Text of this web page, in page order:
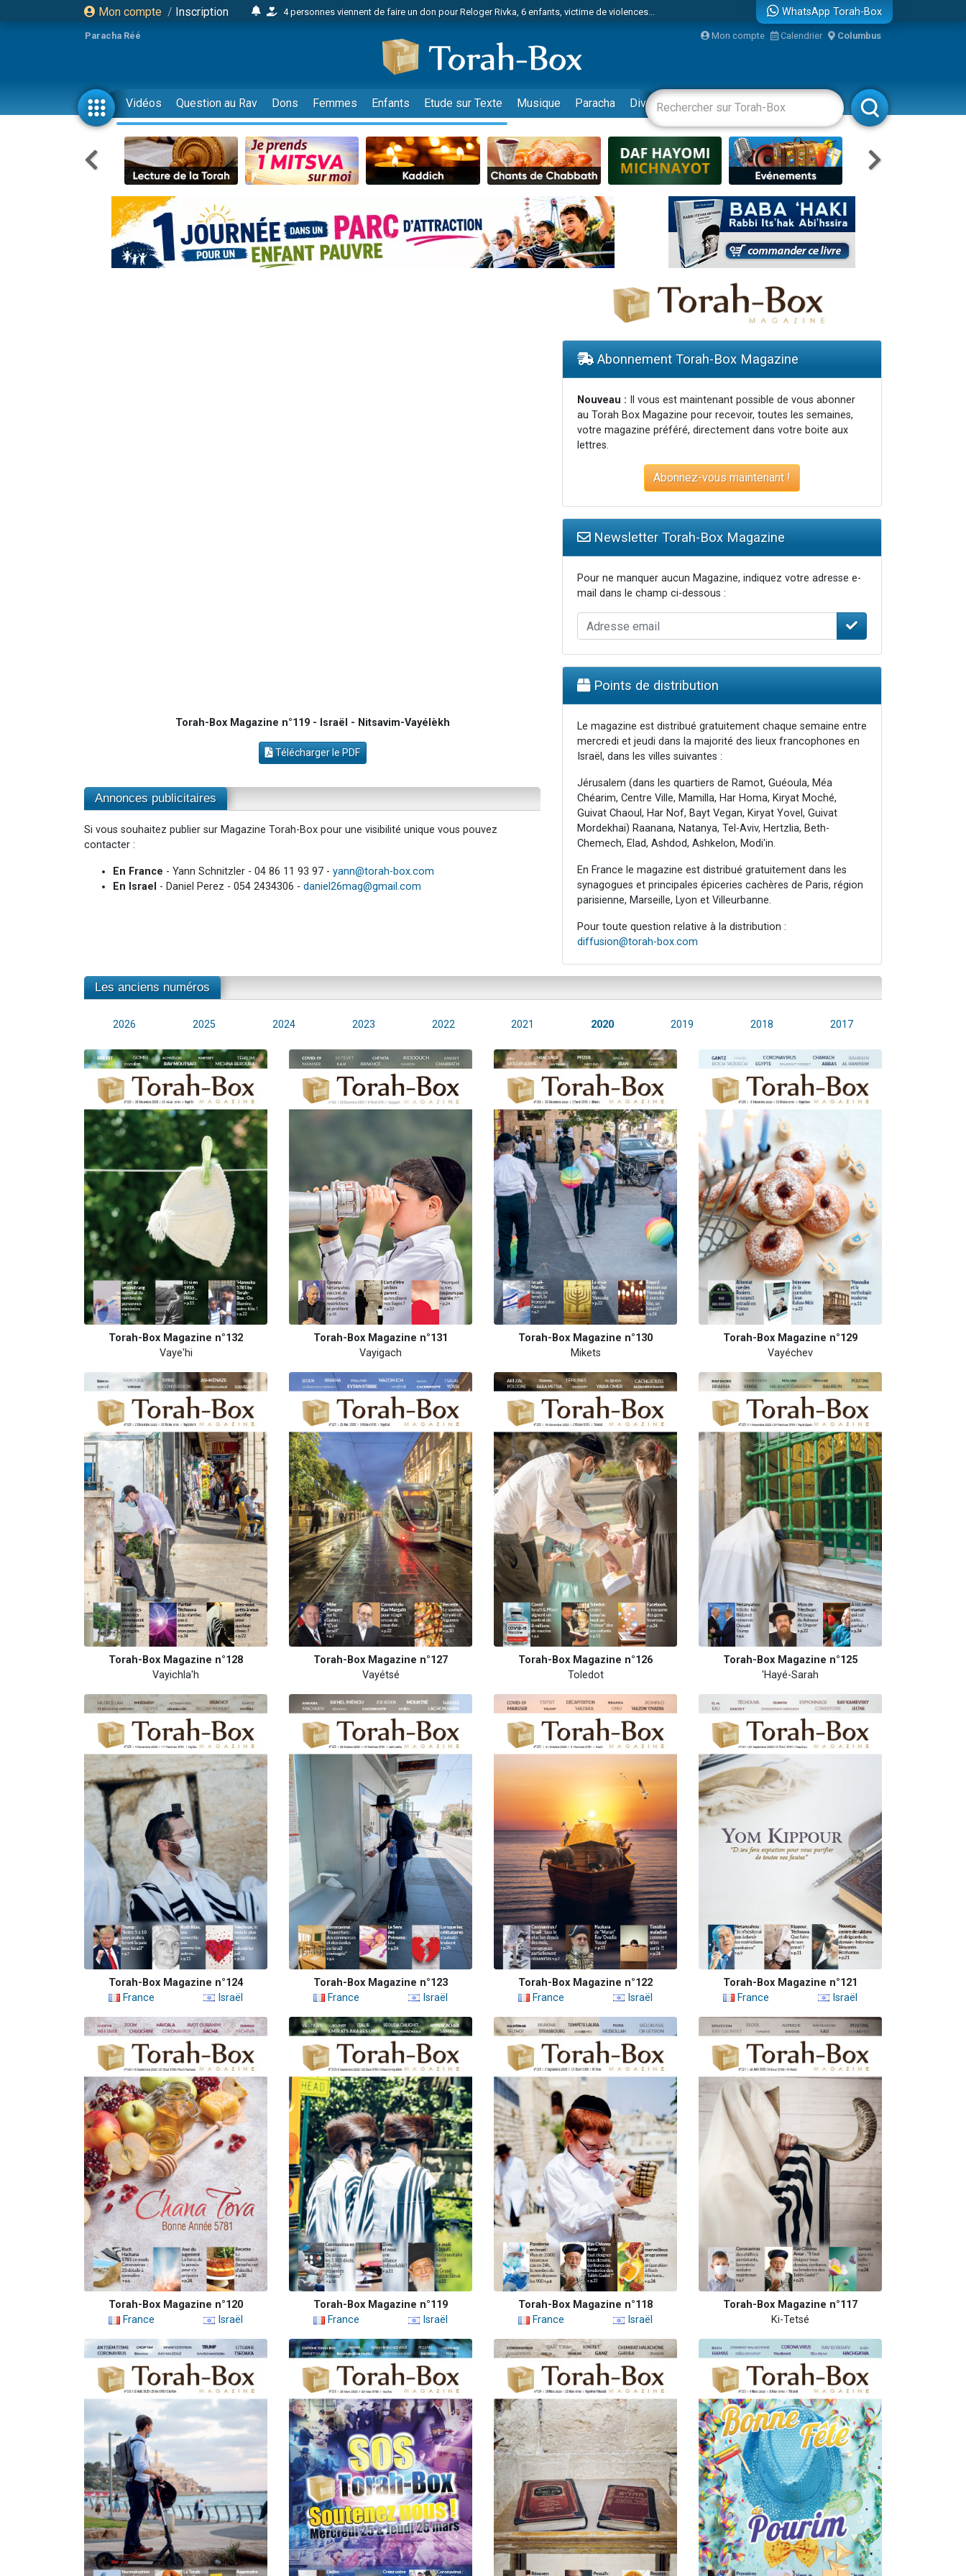
Mon compte / Inscription
4 personnes viennent de faire un don pour Reloger Rivka, 6 enfants, victime de violences...
17 personnes viennent de demander une bénédiction
4 personnes viennent de nous rejoindre sur WhatsApp
Il reste 49 places pour étudier en groupe sur Zoom
23 personnes viennent de faire un don pour Diane, 80 ans, dans un appartement insalubre
Eva vient de donner son Maasser
4 personnes viennent de nous rejoindre sur WhatsApp
3 personnes viennent de nous rejoindre sur WhatsApp
3 personnes viennent de faire un don pour 5 jours de vacances aux Orphelins
Odaya vient de donner son Maasser
13 personnes viennent de demander une bénédiction
2 personnes viennent de nous rejoindre sur WhatsApp
WhatsApp Torah-Box
Paracha Réé Mon compte Calendrier Columbus
Vidéos Question au Rav Dons Femmes Enfants Etude sur Texte Musique Paracha Divertissements Livres Rabbanim
Torah-Box Magazine n°119 - Israël - Nitsavim-Vayélèkh
Télécharger le PDF
Annonces publicitaires
Si vous souhaitez publier sur Magazine Torah-Box pour une visibilité unique vous pouvez
contacter :
En France - Yann Schnitzler - 04 86 11 93 97 - yann@torah-box.com
En Israel - Daniel Perez - 054 2434306 - daniel26mag@gmail.com
Abonnement Torah-Box Magazine
Nouveau : Il vous est maintenant possible de vous abonner
au Torah Box Magazine pour recevoir, toutes les semaines,
votre magazine préféré, directement dans votre boite aux
lettres.
Abonnez-vous maintenant !
Newsletter Torah-Box Magazine
Pour ne manquer aucun Magazine, indiquez votre adresse e-
mail dans le champ ci-dessous :
Points de distribution
Le magazine est distribué gratuitement chaque semaine entre
mercredi et jeudi dans la majorité des lieux francophones en
Israël, dans les villes suivantes :
Jérusalem (dans les quartiers de Ramot, Guéoula, Méa
Chéarim, Centre Ville, Mamilla, Har Homa, Kiryat Moché,
Guivat Chaoul, Har Nof, Bayt Vegan, Kiryat Yovel, Guivat
Mordekhai) Raanana, Natanya, Tel-Aviv, Hertzlia, Beth-
Chemech, Elad, Ashdod, Ashkelon, Modi'in.
En France le magazine est distribué gratuitement dans les
synagogues et principales épiceries cachères de Paris, région
parisienne, Marseille, Lyon et Villeurbanne.
Pour toute question relative à la distribution :
diffusion@torah-box.com
Les anciens numéros
2026 2025 2024 2023 2022 2021 2020 2019 2018 2017
Torah-Box Magazine n°132
Vaye'hi
Torah-Box Magazine n°131
Vayigach
Torah-Box Magazine n°130
Mikets
Torah-Box Magazine n°129
Vayéchev
Torah-Box Magazine n°128
Vayichla'h
Torah-Box Magazine n°127
Vayétsé
Torah-Box Magazine n°126
Toledot
Torah-Box Magazine n°125
'Hayé-Sarah
Torah-Box Magazine n°124
France
Israël
Torah-Box Magazine n°123
France
Israël
Torah-Box Magazine n°122
France
Israël
Torah-Box Magazine n°121
France
Israël
Torah-Box Magazine n°120
France
Israël
Torah-Box Magazine n°119
France
Israël
Torah-Box Magazine n°118
France
Israël
Torah-Box Magazine n°117
Ki-Tetsé